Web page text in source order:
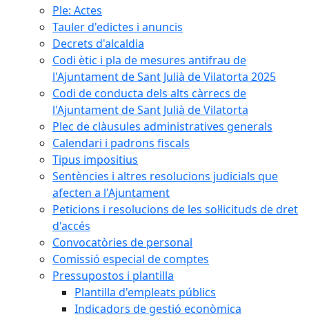
Ple: Actes
Tauler d'edictes i anuncis
Decrets d'alcaldia
Codi ètic i pla de mesures antifrau de
l'Ajuntament de Sant Julià de Vilatorta 2025
Codi de conducta dels alts càrrecs de
l'Ajuntament de Sant Julià de Vilatorta
Plec de clàusules administratives generals
Calendari i padrons fiscals
Tipus impositius
Sentències i altres resolucions judicials que
afecten a l'Ajuntament
Peticions i resolucions de les sol·licituds de dret
d'accés
Convocatòries de personal
Comissió especial de comptes
Pressupostos i plantilla
Plantilla d'empleats públics
Indicadors de gestió econòmica